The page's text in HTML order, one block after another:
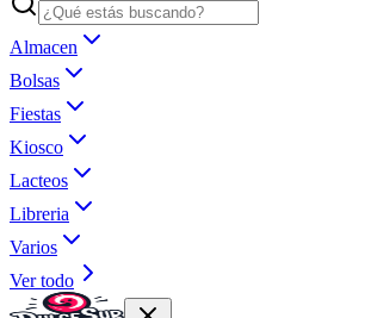
Almacen
Bolsas
Fiestas
Kiosco
Lacteos
Libreria
Varios
Ver todo